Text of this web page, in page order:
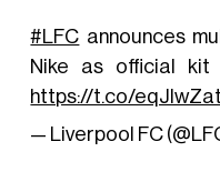
#LFC announces
Nike as official kit
https://t.co/
— Liverpool FC